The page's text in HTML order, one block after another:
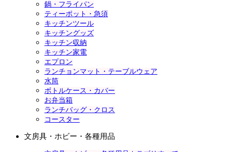
鍋・フライパン
ティーポット・急須
キッチンツール
キッチングッズ
キッチン収納
キッチン家電
エプロン
ランチョンマット・テーブルウェア
水筒
ボトルケース・カバー
お弁当箱
ランチバッグ・クロス
コースター
文房具・ホビー・各種用品